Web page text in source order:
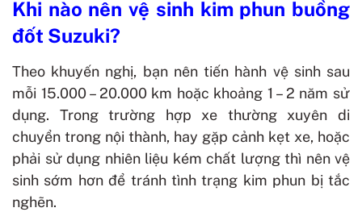
Khi nào nên vệ sinh kim phun buồng
đốt Suzuki?
Theo khuyến nghị, bạn nên tiến hành vệ sinh sau
mỗi 15.000 – 20.000 km hoặc khoảng 1 – 2 năm sử
dụng. Trong trường hợp xe thường xuyên di
chuyển trong nội thành, hay gặp cảnh kẹt xe, hoặc
phải sử dụng nhiên liệu kém chất lượng thì nên vệ
sinh sớm hơn để tránh tình trạng kim phun bị tắc
nghẽn.